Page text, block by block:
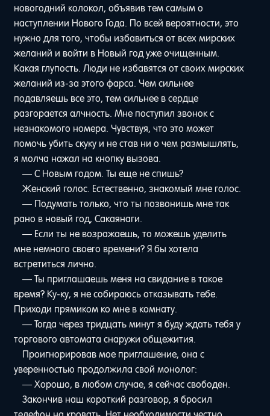
новогодний колокол, объявив тем самым о
наступлении Нового Года. По всей вероятности, это
нужно для того, чтобы избавиться от всех мирских
желаний и войти в Новый год уже очищенным.
Какая глупость. Люди не избавятся от своих мирских
желаний из-за этого фарса. Чем сильнее
подавляешь все это, тем сильнее в сердце
разгорается алчность. Мне поступил звонок с
незнакомого номера. Чувствуя, что это может
помочь убить скуку и не став ни о чем размышлять,
я молча нажал на кнопку вызова.
— С Новым годом. Ты еще не спишь?
Женский голос. Естественно, знакомый мне голос.
— Подумать только, что ты позвонишь мне так
рано в новый год, Сакаянаги.
— Если ты не возражаешь, то можешь уделить
мне немного своего времени? Я бы хотела
встретиться лично.
— Ты приглашаешь меня на свидание в такое
время? Ку-ку, я не собираюсь отказывать тебе.
Приходи прямиком ко мне в комнату.
— Тогда через тридцать минут я буду ждать тебя у
торгового автомата снаружи общежития.
Проигнорировав мое приглашение, она с
уверенностью продолжила свой монолог:
— Хорошо, в любом случае, я сейчас свободен.
Закончив наш короткий разговор, я бросил